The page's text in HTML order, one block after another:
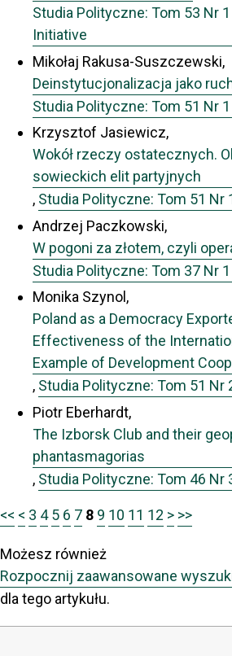
Studia Polityczne: Tom 53 Nr
Initiative
Mikołaj Rakusa-Suszczewski,
Deinstytucjonalizacja jako
Studia Polityczne: Tom 51 Nr
Krzysztof Jasiewicz,
Wokół rzeczy ostatecznych.
sowieckich elit partyjnych
, Studia Polityczne: Tom 51 Nr
Andrzej Paczkowski,
W pogoni za złotem, czyli
Studia Polityczne: Tom 37 Nr
Monika Szynol,
Poland as a Democracy
Effectiveness of the
Example of Development
, Studia Polityczne: Tom 51 Nr
Piotr Eberhardt,
The Izborsk Club and their
phantasmagorias
, Studia Polityczne: Tom 46 Nr
<< < 3 4 5 6 7 8 9 10 11 12 > >>
Możesz również
Rozpocznij zaawansowane
dla tego artykułu.